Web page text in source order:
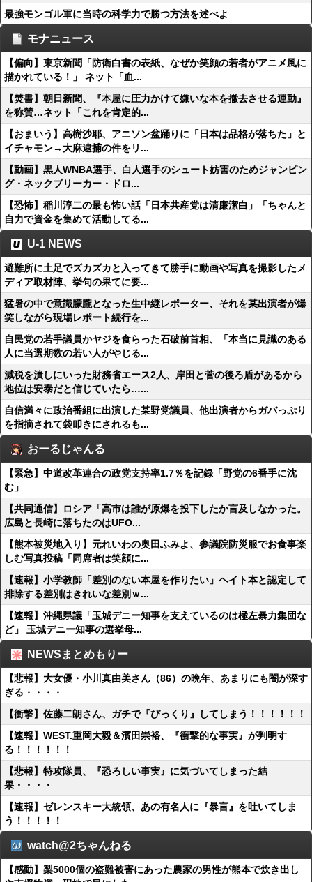
最強モンゴル軍に当時の科学力で勝つ方法を述べよ
モナニュース
【偏向】東京新聞「防衛白書の表紙、なぜか笑顔の若者がアニメ風に
描かれている！」 ネット「血...
【焚書】朝日新聞、『本屋に圧力かけて嫌いな本を撤去させる運動』
を称賛…ネット「これを肯定的...
【おまいう】高樹沙耶、アニソン盆踊りに「日本は品格が落ちた」と
イチャモン→大麻逮捕の件をリ...
【動画】黒人WNBA選手、白人選手のシュート妨害のためジャンピン
グ・ネックブリーカー・ドロ...
【恐怖】稲川淳二の最も怖い話「日本共産党は清廉潔白」「ちゃんと
自力で資金を集めて活動してる...
U-1 NEWS
避難所に土足でズカズカと入ってきて勝手に動画や写真を撮影したメ
ディア取材陣、挙句の果てに要...
猛暑の中で意識朦朧となった生中継レポーター、それを某出演者が爆
笑しながら現場レポート続行を...
自民党の若手議員かヤジを食らった石破前首相、「本当に見識のある
人に当選期数の若い人がやじる...
減税を潰しにいった財務省エース2人、岸田と菅の後ろ盾があるから
地位は安泰だと信じていたら…...
自信満々に政治番組に出演した某野党議員、他出演者からガバっぷり
を指摘されて袋叩きにされるも...
おーるじゃんる
【緊急】中道改革連合の政党支持率1.7％を記録「野党の6番手に沈
む」
【共同通信】ロシア「高市は誰が原爆を投下したか言及しなかった。
広島と長崎に落ちたのはUFO...
【熊本被災地入り】元れいわの奥田ふみよ、参議院防災服でお食事楽
しむ写真投稿「同席者は笑顔に...
【速報】小学教師「差別のない本屋を作りたい」ヘイト本と認定して
排除する差別はきれいな差別ｗ...
【速報】沖縄県議「玉城デニー知事を支えているのは極左暴力集団な
ど」 玉城デニー知事の選挙母...
NEWSまとめもりー
【悲報】大女優・小川真由美さん（86）の晩年、あまりにも闇が深す
ぎる・・・・
【衝撃】佐藤二朗さん、ガチで『びっくり』してしまう！！！！！！
【速報】WEST.重岡大毅＆濱田崇裕、『衝撃的な事実』が判明す
る！！！！！！
【悲報】特攻隊員、『恐ろしい事実』に気づいてしまった結
果・・・・
【速報】ゼレンスキー大統領、あの有名人に『暴言』を吐いてしま
う！！！！！
watch@2ちゃんねる
【感動】梨5000個の盗難被害にあった農家の男性が熊本で炊き出し